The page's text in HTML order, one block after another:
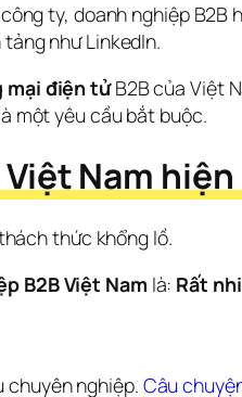
ty, doanh nghiệp B2B
như LinkedIn.
mại điện tử B2B của Việt
một yêu cầu bắt buộc.
Nam hiện
thức khổng lồ.
B2B Việt Nam là: Rất
chuyên nghiệp. Câu